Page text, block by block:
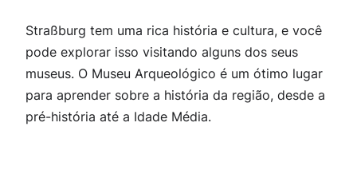
Straßburg tem uma rica história e cultura, e você
pode explorar isso visitando alguns dos seus
museus. O Museu Arqueológico é um ótimo lugar
para aprender sobre a história da região, desde a
pré-história até a Idade Média.